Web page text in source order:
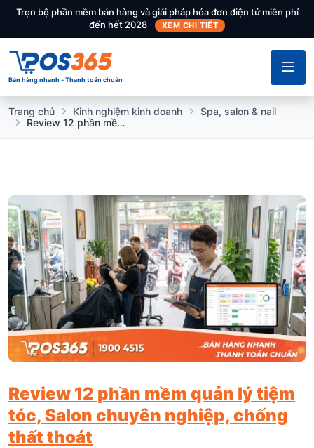
Trọn bộ phần mềm bán hàng và giải pháp hóa đơn điện tử miễn phí
đến hết 2028
XEM CHI TIẾT
Bán hàng nhanh - Thanh toán chuẩn
Trang chủ Kinh nghiệm kinh doanh
Spa, salon & nail
Review 12 phần mềm quản lý tiệm tóc, Salon chuyên nghiệp, chống thất thoát
Review 12 phần mềm quản lý tiệm
tóc, Salon chuyên nghiệp, chống
thất thoát